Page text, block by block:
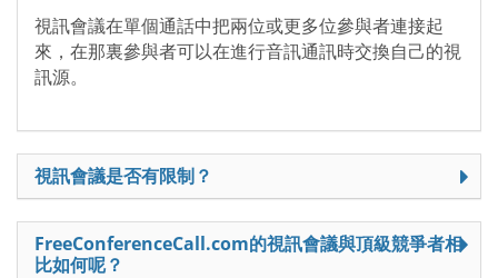
視訊會議在單個通話中把兩位或更多位參與者連接起
來，在那裏參與者可以在進行音訊通訊時交換自己的視
訊源。
視訊會議是否有限制？
FreeConferenceCall.com的視訊會議與頂級競爭者相
比如何呢？